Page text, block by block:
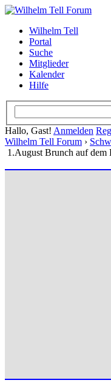
Wilhelm Tell
Portal
Suche
Mitglieder
Kalender
Hilfe
Hallo, Gast! Anmelden
Wilhelm Tell Forum ›
1.August Brunch auf dem